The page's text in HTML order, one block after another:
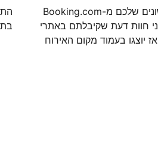
עד שהאורחים הראשונים שלכם מ-Booking.com
חוות דעת שקיבלתם באתרי
יוצגו בעמוד מקום האירוח